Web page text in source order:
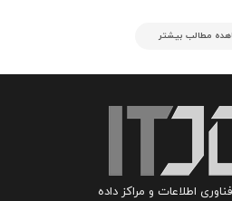
مطالب بیشتر
اطلاعات و مراکز داده